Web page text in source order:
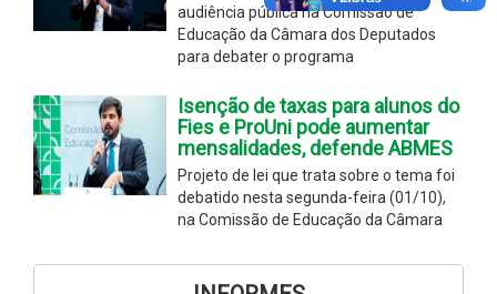
audiência pública na Comissão de
Educação da Câmara dos Deputados
para debater o programa
Isenção de taxas para alunos do
Fies e ProUni pode aumentar
mensalidades, defende ABMES
Projeto de lei que trata sobre o tema foi
debatido nesta segunda-feira (01/10),
na Comissão de Educação da Câmara